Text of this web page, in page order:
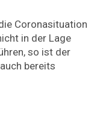
Coronasituation
in der Lage
so ist der
bereits